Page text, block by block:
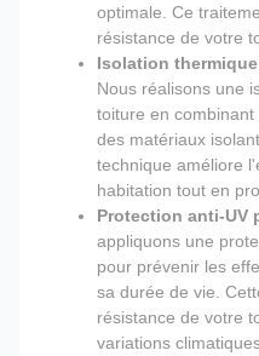
optimale. Ce
résistance de votre
Isolation
Nous réalisons une
toiture en
des matériaux
technique améliore
habitation tout en
Protection anti-UV
appliquons une
pour prévenir les
sa durée de vie.
résistance de votre
variations